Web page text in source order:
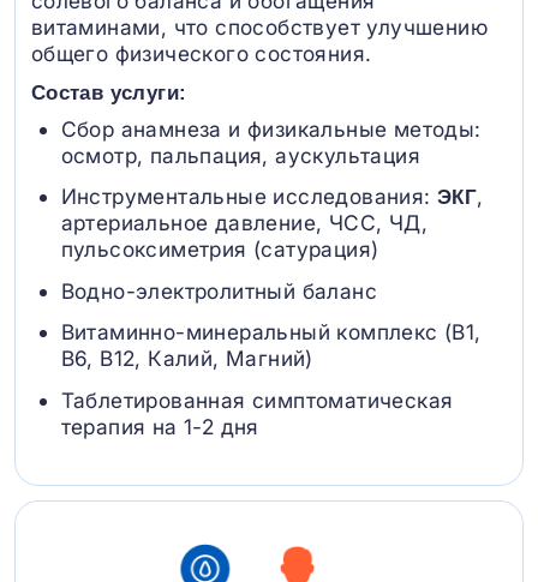
витаминами, что способствует улучшению
общего физического состояния.
Состав услуги:
Сбор анамнеза и физикальные методы:
осмотр, пальпация, аускультация
Инструментальные исследования: ЭКГ,
артериальное давление, ЧСС, ЧД,
пульсоксиметрия (сатурация)
Водно-электролитный баланс
Витаминно-минеральный комплекс (B1,
B6, В12, Калий, Магний)
Таблетированная симптоматическая
терапия на 1-2 дня